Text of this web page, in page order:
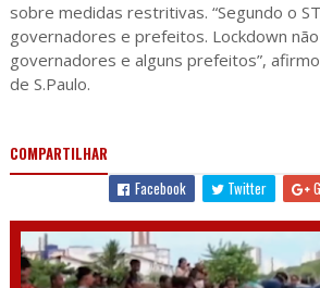
sobre medidas restritivas. “Segundo o
governadores e prefeitos. Lockdown
governadores e alguns prefeitos”,
de S.Paulo.
COMPARTILHAR
Facebook
Twitter